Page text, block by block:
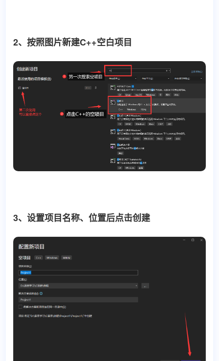
2、按照图片新建C++空白项目
3、设置项目名称、位置后点击创建